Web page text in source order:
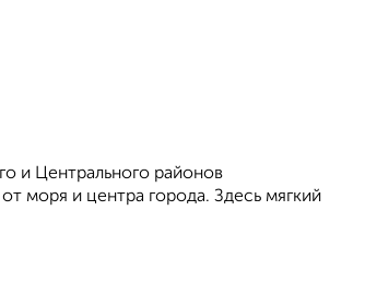
и Центрального районов
моря и центра города. Здесь мягкий